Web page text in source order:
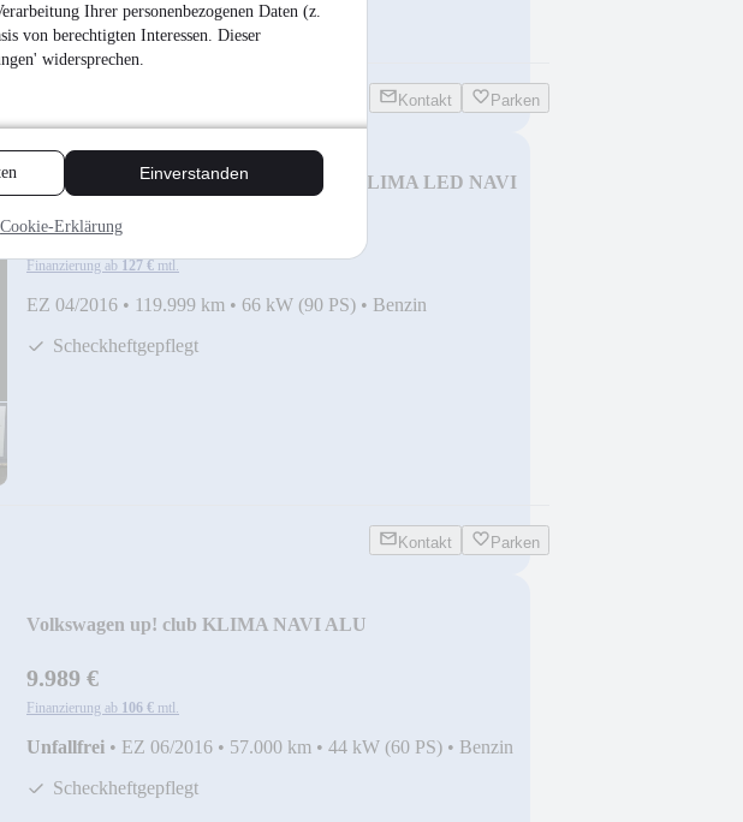
Ihrer personenbezogenen Daten (z.
von berechtigten Interessen. Dieser
widersprechen.
Einverstanden
Cookie-Erklärung
Kontakt Parken
Volkswagen Polo 1.2 Comfortline BMT/KLIMA LED NAVI
11.949 €
Finanzierung ab 127 € mtl.
EZ 04/2016 • 119.999 km • 66 kW (90 PS) • Benzin
Scheckheftgepflegt
Kontakt Parken
Volkswagen up! club KLIMA NAVI ALU
9.989 €
Finanzierung ab 106 € mtl.
Unfallfrei • EZ 06/2016 • 57.000 km • 44 kW (60 PS) • Benzin
Scheckheftgepflegt